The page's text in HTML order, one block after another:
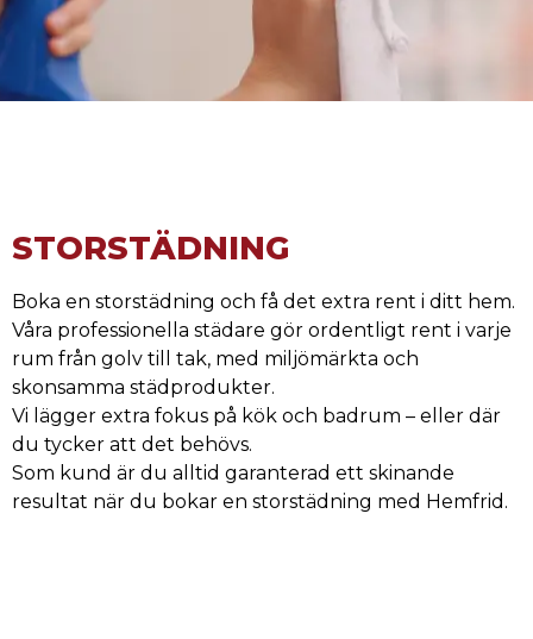
STORSTÄDNING
Boka en storstädning och få det extra rent i ditt hem.
Våra professionella städare gör ordentligt rent i varje
rum från golv till tak, med miljömärkta och
skonsamma städprodukter.
Vi lägger extra fokus på kök och badrum – eller där
du tycker att det behövs.
Som kund är du alltid garanterad ett skinande
resultat när du bokar en storstädning med Hemfrid.